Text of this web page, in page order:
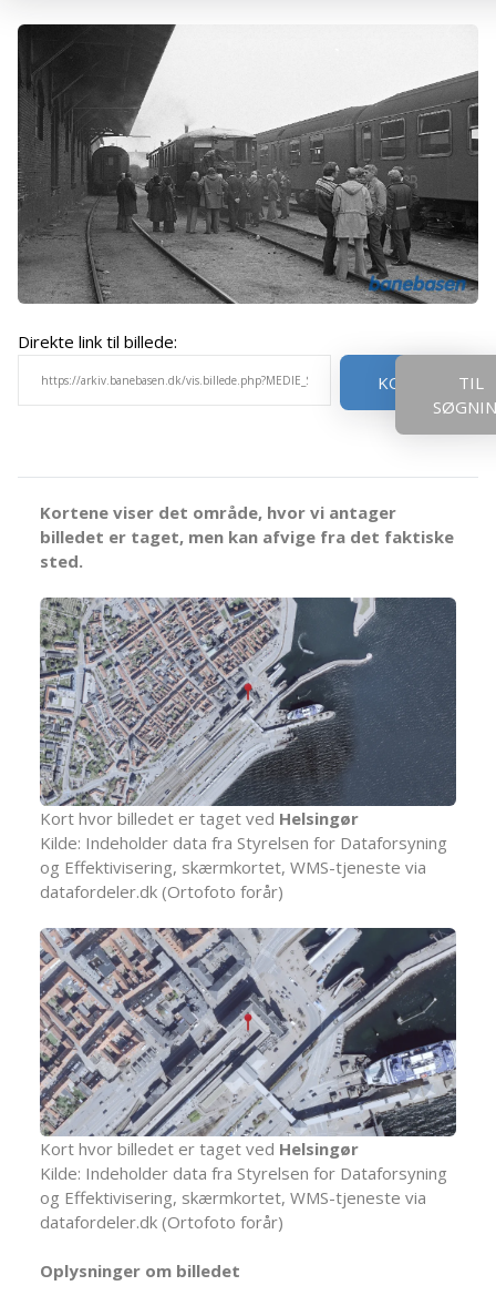
Direkte link til billede:
KOPIER
TIL
Kortene viser det område, hvor vi antager
billedet er taget, men kan afvige fra det faktiske
sted.
Kort hvor billedet er taget ved Helsingør
Kilde: Indeholder data fra Styrelsen for Dataforsyning
og Effektivisering, skærmkortet, WMS-tjeneste via
datafordeler.dk (Ortofoto forår)
Kort hvor billedet er taget ved Helsingør
Kilde: Indeholder data fra Styrelsen for Dataforsyning
og Effektivisering, skærmkortet, WMS-tjeneste via
datafordeler.dk (Ortofoto forår)
Oplysninger om billedet